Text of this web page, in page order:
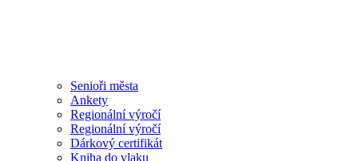
Senioři města
Ankety
Regionální výročí
Regionální výročí
Dárkový certifikát
Kniha do vlaku